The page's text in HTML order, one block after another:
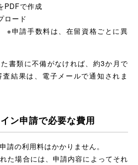
PDFで作成
ロード
※申請手数料は、在留資格ごとに異
書類に不備がなければ、約3か月で
結果は、電子メールで通知されま
ン申請で必要な費用
請の利用料はかかりません。
た場合には、申請内容によってそれ